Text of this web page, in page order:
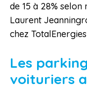
de 15 à 28% selon
Laurent
chez
Les
voituriers